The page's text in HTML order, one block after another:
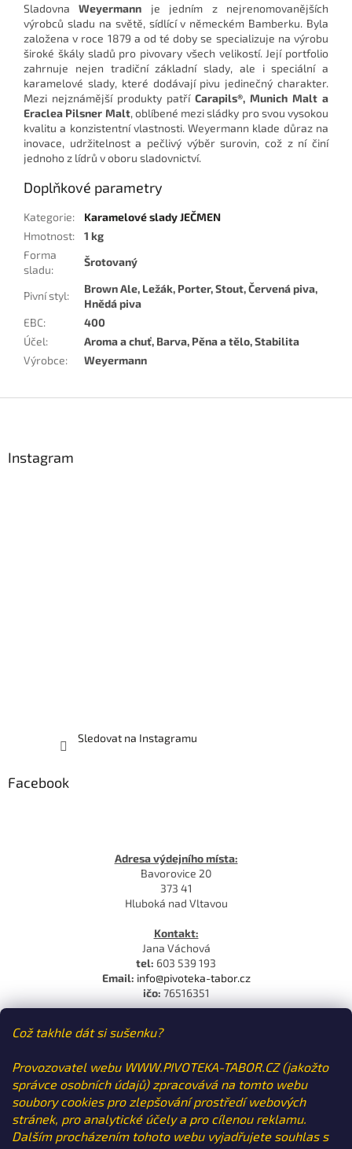
Což takhle dát si sušenku?
Provozovatel webu WWW.PIVOTEKA-TABOR.CZ (jakožto
správce osobních údajů) zpracovává na tomto webu
soubory cookies pro zlepšování prostředí webových
stránek, pro analytické účely a pro cílenou reklamu.
Dalším procházením tohoto webu vyjadřujete souhlas s
Sladovna Weyermann
je jedním z nejrenomovanějších
výrobců sladu na světě, sídlící v německém Bamberku. Byla
založena v roce 1879 a od té doby se specializuje na výrobu
široké škály sladů pro pivovary všech velikostí. Její portfolio
zahrnuje nejen tradiční základní slady, ale i speciální a
karamelové slady, které dodávají pivu jedinečný charakter.
Mezi nejznámější produkty patří Carapils®, Munich Malt a
Eraclea Pilsner Malt, oblíbené mezi sládky pro svou vysokou
kvalitu a konzistentní vlastnosti. Weyermann klade důraz na
inovace, udržitelnost a pečlivý výběr surovin, což z ní činí
jednoho z lídrů v oboru sladovnictví.
Doplňkové parametry
Kategorie:
Karamelové slady JEČMEN
Hmotnost:
1 kg
Forma
sladu:
Šrotovaný
Pivní styl:
Brown Ale, Ležák, Porter, Stout, Červená piva,
Hnědá piva
EBC:
400
Účel:
Aroma a chuť, Barva, Pěna a tělo, Stabilita
Výrobce: Weyermann
Instagram
Sledovat na Instagramu
Facebook
Adresa výdejního místa:
Bavorovice 20
373 41
Hluboká nad Vltavou
Kontakt:
Jana Váchová
tel: 603 539 193
Email: info@pivoteka-tabor.cz
ičo: 76516351
Dotazy ohledně stavu objednávek
tel:603 539 193